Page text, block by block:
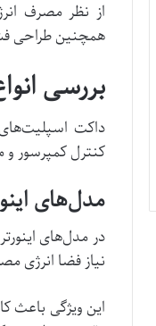
همچنین طراحی
بررسی
داکت اسپلیت‌های
کنترل کمپرسور
مدل‌های
در مدل‌های
نیاز فضا انرژی
این ویژگی باعث